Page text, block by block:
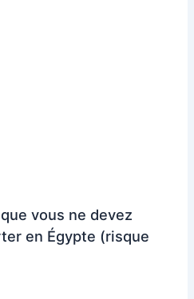
vous ne devez
en Égypte (risque